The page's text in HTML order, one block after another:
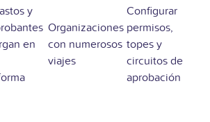
y
en
Organizaciones
con numerosos
viajes
Configurar
permisos,
topes y
circuitos de
aprobación